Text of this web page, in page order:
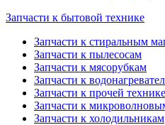
Запчасти к бытовой технике
Запчасти к стиральным
Запчасти к пылесосам
Запчасти к мясорубкам
Запчасти к
Запчасти к прочей технике
Запчасти к
Запчасти к холодильникам